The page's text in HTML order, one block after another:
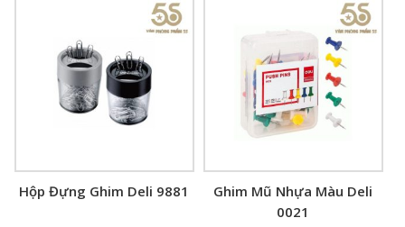
Hộp Đựng Ghim Deli 9881
Ghim Mũ Nhựa Màu Deli
0021